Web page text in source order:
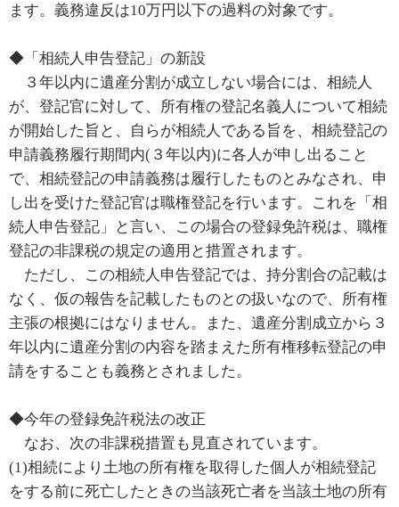
ます。義務違反は10万円以下の過料の対象です。
◆「相続人申告登記」の新設
３年以内に遺産分割が成立しない場合には、相続人
が、登記官に対して、所有権の登記名義人について相続
が開始した旨と、自らが相続人である旨を、相続登記の
申請義務履行期間内(３年以内)に各人が申し出ること
で、相続登記の申請義務は履行したものとみなされ、申
し出を受けた登記官は職権登記を行います。これを「相
続人申告登記」と言い、この場合の登録免許税は、職権
登記の非課税の規定の適用と措置されます。
ただし、この相続人申告登記では、持分割合の記載は
なく、仮の報告を記載したものとの扱いなので、所有権
主張の根拠にはなりません。また、遺産分割成立から３
年以内に遺産分割の内容を踏まえた所有権移転登記の申
請をすることも義務とされました。
◆今年の登録免許税法の改正
なお、次の非課税措置も見直されています。
(1)相続により土地の所有権を取得した個人が相続登記
をする前に死亡したときの当該死亡者を当該土地の所有